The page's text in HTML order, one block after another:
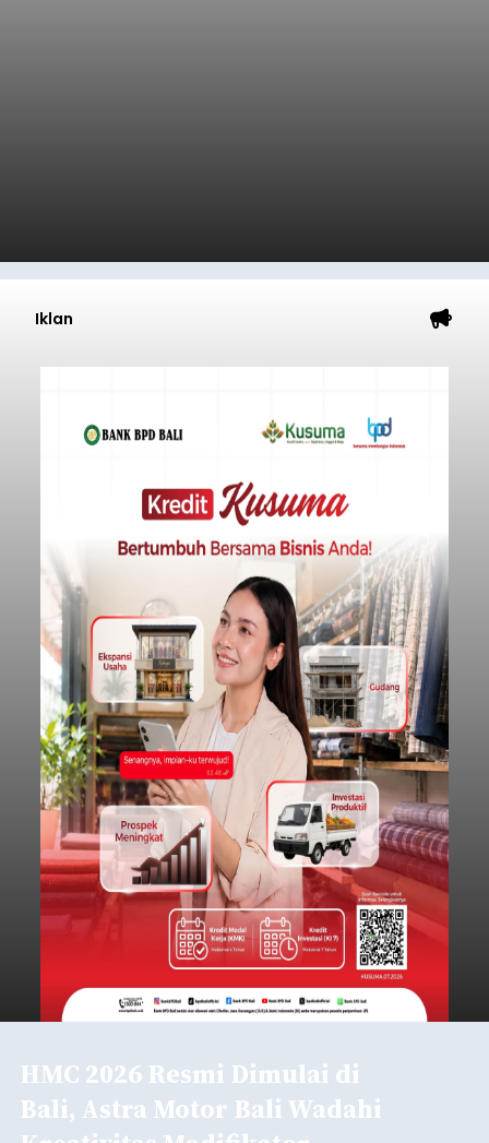
Iklan
HMC 2026 Resmi Dimulai di
Bali, Astra Motor Bali Wadahi